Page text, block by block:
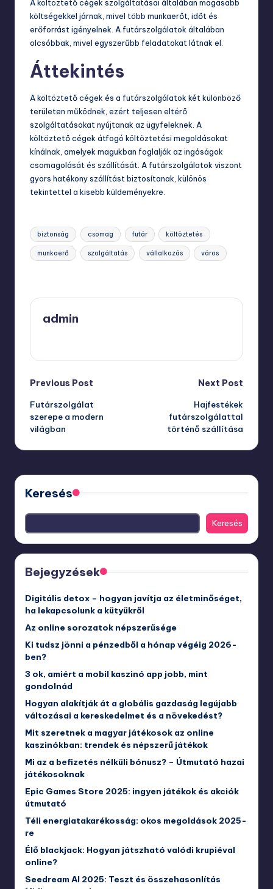
A költöztető cégek szolgáltatásai általában magasabb
költségekkel járnak, mivel több munkaerőt, időt és
erőforrást igényelnek. A futárszolgálatok általában
olcsóbbak, mivel egyszerűbb feladatokat látnak el.
Áttekintés
A költöztető cégek és a futárszolgálatok két különböző
területen működnek, ezért teljesen eltérő
szolgáltatásokat nyújtanak az ügyfeleknek. A
költöztető cégek átfogó költöztetési megoldásokat
kínálnak, amelyek magukban foglalják az ingóságok
csomagolását és szállítását. A futárszolgálatok viszont
gyors hatékony szállítást biztosítanak, különös
tekintettel a kisebb küldeményekre.
Tags:
biztonság csomag futár költöztetés
munkaerő szolgáltatás vállalkozás város
admin
Post
navigation
Previous Post
Futárszolgálat
szerepe a modern
világban
Next Post
Hajfestékek
futárszolgálattal
történő szállítása
Keresés
Keresés
Bejegyzések
Digitális detox – hogyan javítja az életminőséget,
ha lekapcsolunk a kütyükről
Az online sorozatok népszerűsége
Ki tudsz jönni a pénzedből a hónap végéig 2026-
ben?
3 ok, amiért a mobil kaszinó app jobb, mint
gondolnád
Hogyan alakítják át a globális gazdaság legújabb
változásai a kereskedelmet és a növekedést?
Mit szeretnek a magyar játékosok az online
kaszinókban: trendek és népszerű játékok
Mi az a befizetés nélküli bónusz? – Útmutató hazai
játékosoknak
Epic Games Store 2025: ingyen játékok és akciók
útmutató
Téli energiatakarékosság: okos megoldások 2025-
re
Élő blackjack: Hogyan játszható valódi krupiéval
online?
Seedream AI 2025: Teszt és összehasonlítás